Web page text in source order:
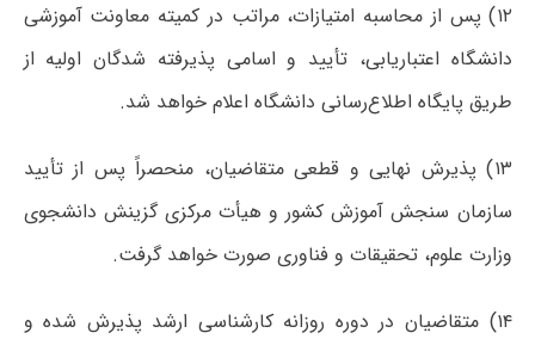
۱۲) پس از محاسبه امتیازات، مراتب در کمیته معاونت آموزشی
دانشگاه اعتباریابی، تأیید و اسامی پذیرفته شدگان اولیه از
طریق پایگاه اطلاع‌رسانی دانشگاه اعلام خواهد شد.
۱۳) پذیرش نهایی و قطعی متقاضیان، منحصراً پس از تأیید
سازمان سنجش آموزش کشور و هیأت مرکزی گزینش دانشجوی
وزارت علوم، تحقیقات و فناوری صورت خواهد گرفت.
۱۴) متقاضیان در دوره روزانه کارشناسی ارشد پذیرش شده و